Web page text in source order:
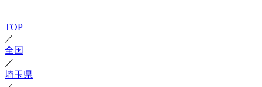
TOP
／
全国
／
埼玉県